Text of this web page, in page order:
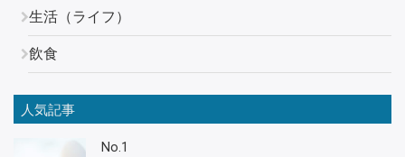
生活（ライフ）
飲食
人気記事
No.1